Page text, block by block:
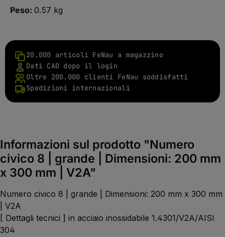
Peso: 0.57 kg
20.000 articoli FeNau a magazzino
Dati CAD dopo il login
Oltre 200.000 clienti FeNau soddisfatti
Spedizioni internazionali
Informazioni sul prodotto "Numero
civico 8 | grande | Dimensioni: 200 mm
x 300 mm | V2A"
Numero civico 8 | grande | Dimensioni: 200 mm x 300 mm
| V2A
[ Dettagli tecnici ] in acciaio inossidabile 1.4301/V2A/AISI
304